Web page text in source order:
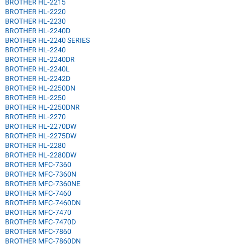
BROTHER HL-2215
BROTHER HL-2220
BROTHER HL-2230
BROTHER HL-2240D
BROTHER HL-2240 SERIES
BROTHER HL-2240
BROTHER HL-2240DR
BROTHER HL-2240L
BROTHER HL-2242D
BROTHER HL-2250DN
BROTHER HL-2250
BROTHER HL-2250DNR
BROTHER HL-2270
BROTHER HL-2270DW
BROTHER HL-2275DW
BROTHER HL-2280
BROTHER HL-2280DW
BROTHER MFC-7360
BROTHER MFC-7360N
BROTHER MFC-7360NE
BROTHER MFC-7460
BROTHER MFC-7460DN
BROTHER MFC-7470
BROTHER MFC-7470D
BROTHER MFC-7860
BROTHER MFC-7860DN